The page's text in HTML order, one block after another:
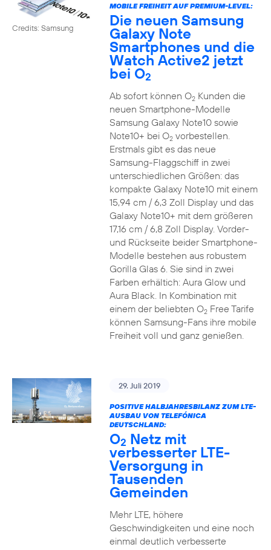
Credits: Samsung
MOBILE FREIHEIT AUF PREMIUM-LEVEL:
Die neuen Samsung
Galaxy Note
Smartphones und die
Watch Active2 jetzt
bei O2
Ab sofort können O2Kunden die
neuen Smartphone-Modelle
Samsung Galaxy Note10 sowie
Note10+ bei O2vorbestellen.
Erstmals gibt es das neue
Samsung-Flaggschiff in zwei
unterschiedlichen Größen: das
kompakte Galaxy Note10 mit einem
15,94 cm / 6,3 Zoll Display und das
Galaxy Note10+ mit dem größeren
17,16 cm / 6,8 Zoll Display. Vorder-
und Rückseite beider Smartphone-
Modelle bestehen aus robustem
Gorilla Glas 6. Sie sind in zwei
Farben erhältich: Aura Glow und
Aura Black. In Kombination mit
einem der beliebten O2Free Tarife
können Samsung-Fans ihre mobile
Freiheit voll und ganz genießen.
29. Juli 2019
POSITIVE HALBJAHRESBILANZ ZUM LTE-
AUSBAU VON TELEFÓNICA
DEUTSCHLAND:
O2 Netz mit
verbesserter LTE-
Versorgung in
Tausenden
Gemeinden
Mehr LTE, höhere
Geschwindigkeiten und eine noch
einmal deutlich verbesserte